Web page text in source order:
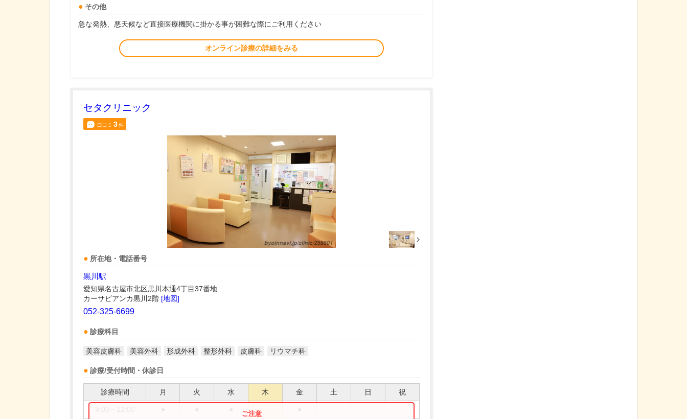
その他
急な発熱、悪天候など直接医療機関に掛かる事が困難な際にご利用ください
オンライン診療の詳細をみる
セタクリニック
口コミ 3件
所在地・電話番号
黒川駅
愛知県名古屋市北区黒川本通4丁目37番地
カーサビアンカ黒川2階 [地図]
052-325-6699
診療科目
美容皮膚科 美容外科 形成外科 整形外科 皮膚科 リウマチ科
診療/受付時間・休診日
診療時間 月 火 水 木 金 土 日 祝